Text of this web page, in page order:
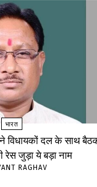
भारत
ने विधायकों दल के साथ
जुड़ा ये बड़ा नाम
RAGHAV